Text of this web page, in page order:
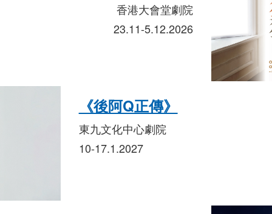
香港大會堂劇院
23.11-5.12.2026
《後阿Q正傳》
東九文化中心劇院
10-17.1.2027